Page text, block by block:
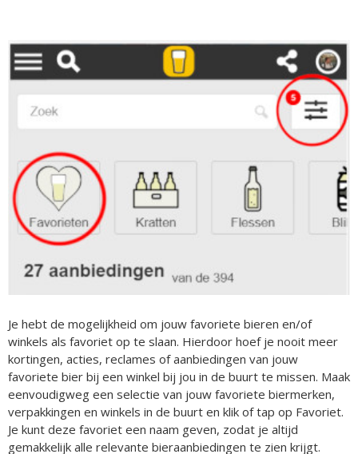
Je hebt de mogelijkheid om jouw favoriete bieren en/of
winkels als favoriet op te slaan. Hierdoor hoef je nooit meer
kortingen, acties, reclames of aanbiedingen van jouw
favoriete bier bij een winkel bij jou in de buurt te missen. Maak
eenvoudigweg een selectie van jouw favoriete biermerken,
verpakkingen en winkels in de buurt en klik of tap op Favoriet.
Je kunt deze favoriet een naam geven, zodat je altijd
gemakkelijk alle relevante bieraanbiedingen te zien krijgt.